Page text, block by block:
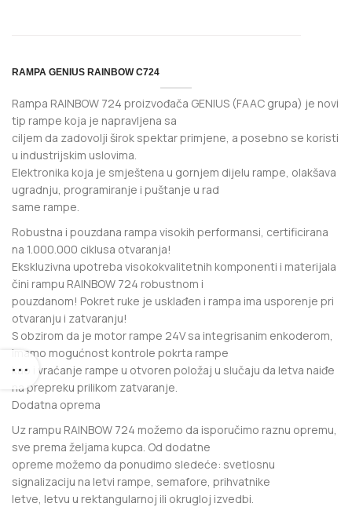
RAMPA GENIUS RAINBOW C724
Rampa RAINBOW 724 proizvođača GENIUS (FAAC grupa) je novi
tip rampe koja je napravljena sa
ciljem da zadovolji širok spektar primjene, a posebno se koristi
u industrijskim uslovima.
Elektronika koja je smještena u gornjem dijelu rampe, olakšava
ugradnju, programiranje i puštanje u rad
same rampe.
Robustna i pouzdana rampa visokih performansi, certificirana
na 1.000.000 ciklusa otvaranja!
Ekskluzivna upotreba visokokvalitetnih komponenti i materijala
čini rampu RAINBOW 724 robustnom i
pouzdanom! Pokret ruke je usklađen i rampa ima usporenje pri
otvaranju i zatvaranju!
S obzirom da je motor rampe 24V sa integrisanim enkoderom,
imamo mogućnost kontrole pokrta rampe
kao i vraćanje rampe u otvoren položaj u slučaju da letva naiđe
na prepreku prilikom zatvaranje.
Dodatna oprema
Uz rampu RAINBOW 724 možemo da isporučimo raznu opremu,
sve prema željama kupca. Od dodatne
opreme možemo da ponudimo sledeće: svetlosnu
signalizaciju na letvi rampe, semafore, prihvatnike
letve, letvu u rektangularnoj ili okrugloj izvedbi.